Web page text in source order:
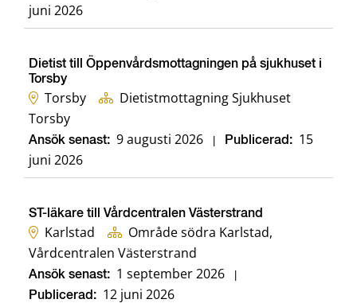
juni 2026
Dietist till Öppenvårdsmottagningen på sjukhuset i
Torsby
Torsby
Dietistmottagning Sjukhuset
Torsby
Ansök senast: 9 augusti 2026 Publicerad: 15
juni 2026
ST-läkare till Vårdcentralen Västerstrand
Karlstad
Område södra Karlstad,
Vårdcentralen Västerstrand
Ansök senast: 1 september 2026
Publicerad: 12 juni 2026